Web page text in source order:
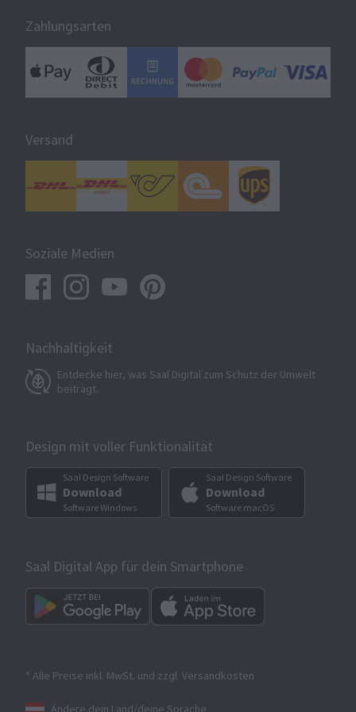
Zahlungsarten
Versand
Soziale Medien
Nachhaltigkeit
Entdecke hier, was Saal Digital zum Schutz der Umwelt
beiträgt.
Design mit voller Funktionalität
Saal Design Software
Download
Software Windows
Saal Design Software
Download
Software macOS
Saal Digital App für dein Smartphone
* Alle Preise inkl. MwSt. und zzgl. Versandkosten
Ändere dein Land/deine Sprache